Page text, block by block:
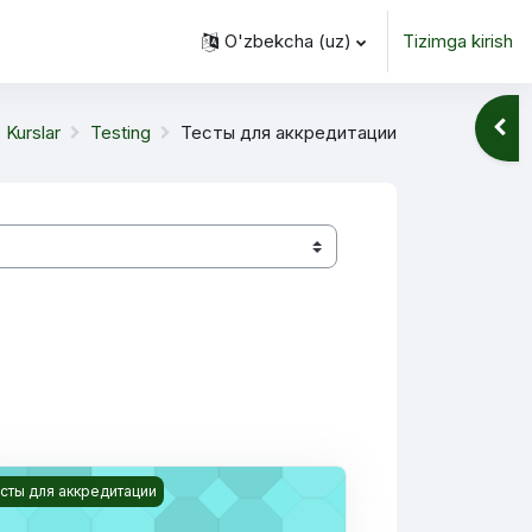
O'zbekcha ‎(uz)‎ Tizimga kirish
Kurslar Testing Тесты для аккредитации
компетенций
rasmi Анатомия человека (педагогическое направление)
для аккредитации